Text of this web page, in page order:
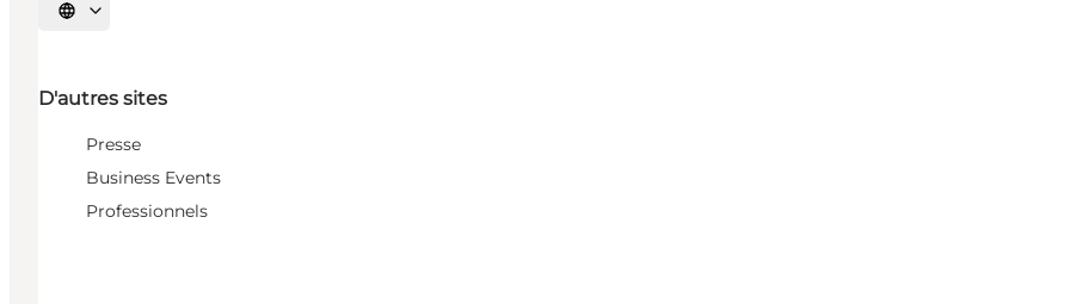
Choisissez la langue
D'autres sites
Presse
Business Events
Professionnels